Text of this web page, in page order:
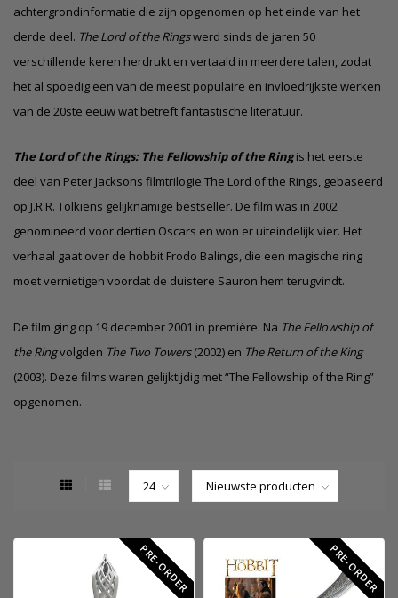
achtergrondinformatie die zijn opgenomen op het einde van het
derde deel. The Lord of the Ringswerd sinds de jaren 50
verschillende keren herdrukt en vertaald in meerdere talen, zodat
het al spoedig een van de meest populaire en invloedrijkste werken
van de 20ste eeuw wat betreft fantastische literatuur.
The Lord of the Rings: The Fellowship of the Ringis het eerste
deel van Peter Jacksons filmtrilogie The Lord of the Rings, gebaseerd
op J.R.R. Tolkiens gelijknamige bestseller. De film was in 2002
genomineerd voor dertien Oscars en won er uiteindelijk vier. Het
verhaal gaat over de hobbit Frodo Balings, die een magische ring
moet vernietigen voordat de duistere Sauron hem terugvindt.
De film ging op 19 december 2001 in première. Na The Fellowship of
the Ringvolgden The Two Towers(2002) en The Return of the King
(2003). Deze films waren gelijktijdig met “The Fellowship of the Ring”
opgenomen.
PRE-ORDER PRE-ORDER